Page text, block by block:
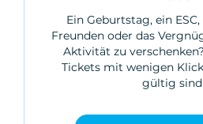
Ein Geburtstag, ein
Freunden oder das
Aktivität zu
Tickets mit wenigen
gültig